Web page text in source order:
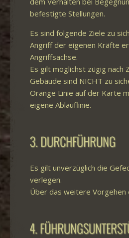
befestigte Stellungen.
Es sind folgende Ziele zu
Angriff der eigenen Kräfte
Angriffsachse.
Es gilt möglichst zügig nach
Gebäude sind NICHT zu
Orange Linie auf der Karte
eigene Ablauflinie.
3. DURCHFÜHRUNG
Es gilt unverzüglich die
verlegen.
Über das weitere Vorgehen
4.